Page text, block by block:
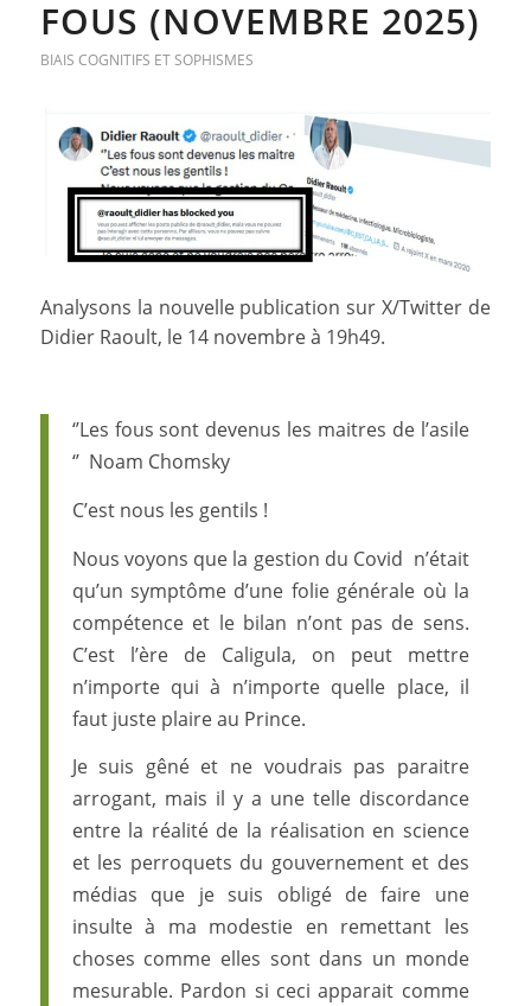
FOUS (NOVEMBRE 2025)
BIAIS COGNITIFS ET SOPHISMES
Analysons la nouvelle publication sur X/Twitter de
Didier Raoult, le 14 novembre à 19h49.
‘’Les fous sont devenus les maitres de l’asile
‘’ Noam Chomsky
C’est nous les gentils !
Nous voyons que la gestion du Covid n’était
qu’un symptôme d’une folie générale où la
compétence et le bilan n’ont pas de sens.
C’est l’ère de Caligula, on peut mettre
n’importe qui à n’importe quelle place, il
faut juste plaire au Prince.
Je suis gêné et ne voudrais pas paraitre
arrogant, mais il y a une telle discordance
entre la réalité de la réalisation en science
et les perroquets du gouvernement et des
médias que je suis obligé de faire une
insulte à ma modestie en remettant les
choses comme elles sont dans un monde
mesurable. Pardon si ceci apparait comme